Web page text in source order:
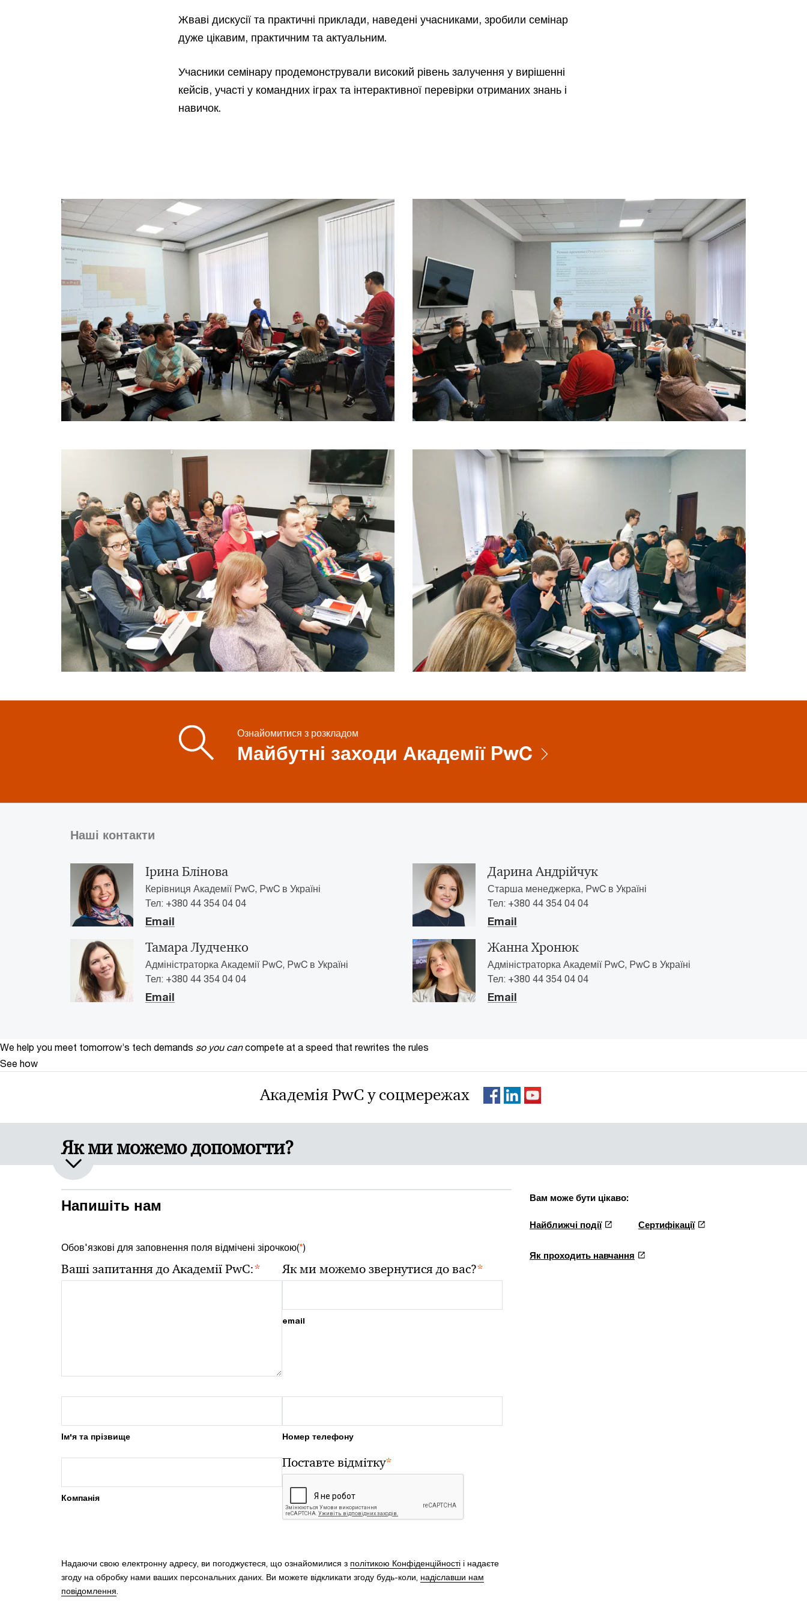
Жваві дискусії та практичні приклади, наведені учасниками, зробили семінар
дуже цікавим, практичним та актуальним.
Учасники семінару продемонстрували високий рівень залучення у вирішенні
кейсів, участі у командних іграх та інтерактивної перевірки отриманих знань і
навичок.
Ознайомитися з розкладом
Майбутні заходи Академії PwC
Наші контакти
Ірина Блінова
Керівниця Академії PwC, PwC в Україні
Тел: +380 44 354 04 04
Email
Дарина Андрійчук
Старша менеджерка, PwC в Україні
Тел: +380 44 354 04 04
Email
Тамара Лудченко
Адміністраторка Академії PwC, PwC в Україні
Тел: +380 44 354 04 04
Email
Жанна Хронюк
Адміністраторка Академії PwC, PwC в Україні
Тел: +380 44 354 04 04
Email
We help you meet tomorrow’s tech demands so you can compete at a speed that rewrites the rules
See how
Академія PwC у соцмережах
Як ми можемо допомогти?
Напишіть нам
Обов'язкові для заповнення поля відмічені зірочкою(*)
Ваші запитання до Академії PwC:* Як ми можемо звернутися до вас?*
email
Ім'я та прізвище Номер телефону
Компанія
Поставте відмітку*
Надаючи свою електронну адресу, ви погоджуєтеся, що ознайомилися з політикою Конфіденційності і надаєте
згоду на обробку нами ваших персональних даних. Ви можете відкликати згоду будь-коли, надіславши нам
повідомлення
Вам може бути цікаво:
Найближчі події Сертифікації
Як проходить навчання